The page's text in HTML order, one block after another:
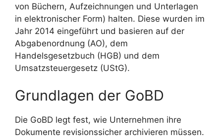
von Büchern, Aufzeichnungen und Unterlagen
in elektronischer Form) halten. Diese wurden im
Jahr 2014 eingeführt und basieren auf der
Abgabenordnung (AO), dem
Handelsgesetzbuch (HGB) und dem
Umsatzsteuergesetz (UStG).
Grundlagen der GoBD
Die GoBD legt fest, wie Unternehmen ihre
Dokumente revisionssicher archivieren müssen.